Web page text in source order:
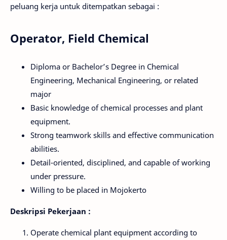
peluang kerja untuk ditempatkan sebagai :
Operator, Field Chemical
Diploma or Bachelor’s Degree in Chemical
Engineering, Mechanical Engineering, or related
major
Basic knowledge of chemical processes and plant
equipment.
Strong teamwork skills and effective communication
abilities.
Detail-oriented, disciplined, and capable of working
under pressure.
Willing to be placed in Mojokerto
Deskripsi Pekerjaan :
Operate chemical plant equipment according to